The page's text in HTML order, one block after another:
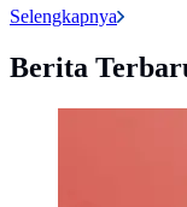
Selengkapnya
Berita